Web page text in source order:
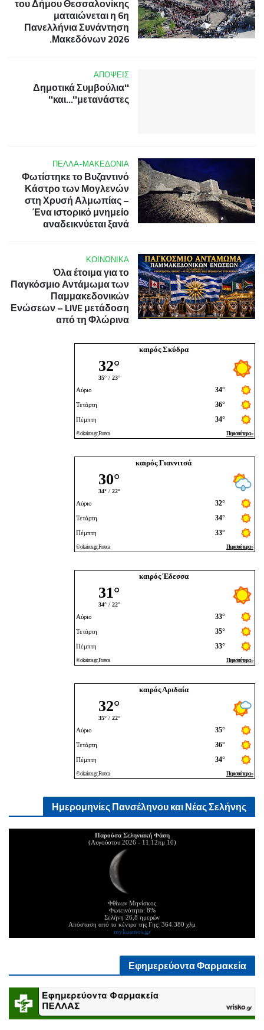
του Δήμου Θεσσαλονίκης
ματαιώνεται η 6η
Πανελλήνια Συνάντηση
Μακεδόνων 2026.
ΑΠΟΨΕΙΣ
''Δημοτικά Συμβούλια
και...''μετανάστες''
ΠΕΛΛΑ-ΜΑΚΕΔΟΝΙΑ
Φωτίστηκε το Βυζαντινό
Κάστρο των Μογλενών
στη Χρυσή Αλμωπίας –
Ένα ιστορικό μνημείο
αναδεικνύεται ξανά
ΚΟΙΝΩΝΙΚΑ
Όλα έτοιμα για το
Παγκόσμιο Αντάμωμα των
Παμμακεδονικών
Ενώσεων – LIVE μετάδοση
από τη Φλώρινα
καιρός Σκύδρα
καιρός Γιαννιτσά
καιρός Έδεσσα
καιρός Αριδαία
Ημερομηνίες Πανσέληνου και Νέας Σελήνης
Παρούσα Σεληνιακή Φάση
(10 Αυγούστου 2026 - 11:12πμ)
Φθίνων Μηνίσκος
Φωτεινότητα: 8%
Σελήνη 26,8 ημερών
Απόσταση από το κέντρο της Γης: 364.380 χλμ
mykosmos.gr
Εφημερεύοντα Φαρμακεία